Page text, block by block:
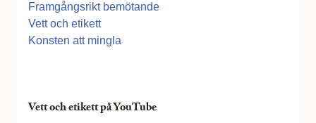
Framgångsrikt bemötande
Vett och etikett
Konsten att mingla
Vett och etikett på YouTube